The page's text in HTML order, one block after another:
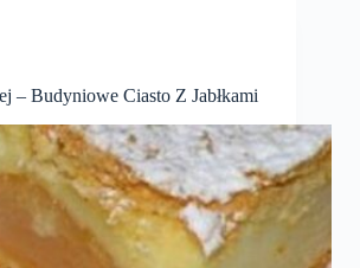
– Budyniowe Ciasto Z Jabłkami